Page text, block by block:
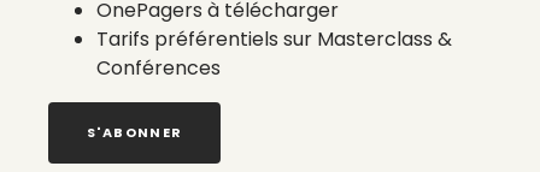
LES DERNIERS ARTICLES
OnePagers à télécharger
Tarifs préférentiels sur Masterclass &
Conférences
S'ABONNER